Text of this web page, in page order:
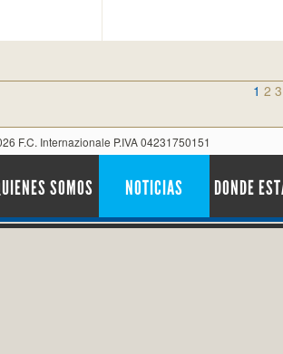
1 2 3
F.C. Internazionale P.IVA 04231750151
SOMOS NOTICIAS DONDE